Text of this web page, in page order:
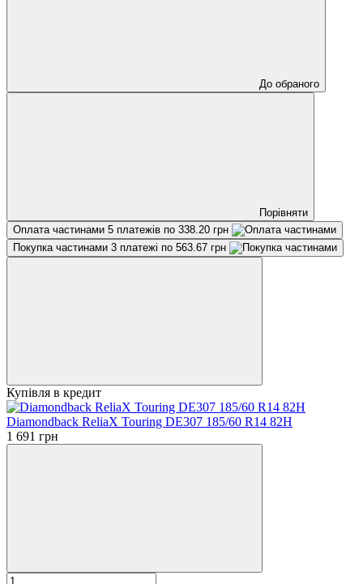
До обраного
Порівняти
Оплата частинами 5 платежів по 338.20 грн
Покупка частинами 3 платежі по 563.67 грн
Купівля в кредит
Diamondback ReliaX Touring DE307 185/60 R14 82H
1 691 грн